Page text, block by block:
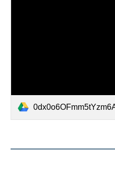
0dx0o6OFmm5tYzm6AIZ0-